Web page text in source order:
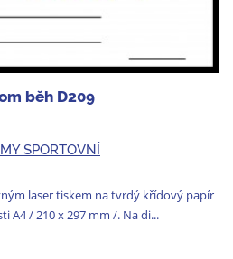
běh D209
SPORTOVNÍ
laser tiskem na tvrdý křídový papír
A4 / 210 x 297 mm /. Na di...